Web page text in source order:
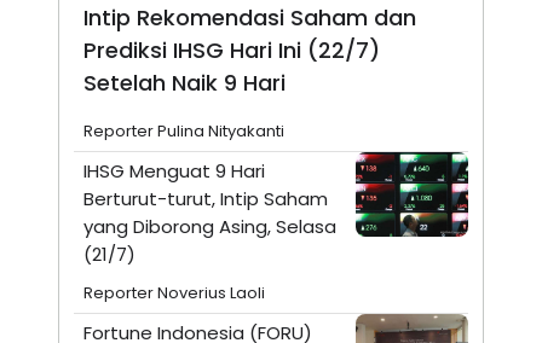
Intip Rekomendasi Saham dan
Prediksi IHSG Hari Ini (22/7)
Setelah Naik 9 Hari
Reporter Pulina Nityakanti
IHSG Menguat 9 Hari
Berturut-turut, Intip Saham
yang Diborong Asing, Selasa
(21/7)
Reporter Noverius Laoli
Fortune Indonesia (FORU)